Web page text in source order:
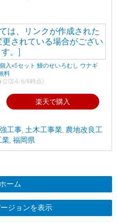
入×5セット 鰻のせいろむし ウナギ
料
(2024/6/8時点)
楽天で購入
工事, 土木工事業, 農地改良工
業, 福岡県
ーム
ジョンを表示